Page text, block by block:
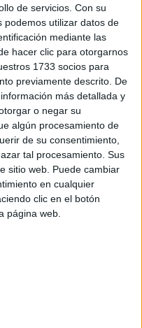
de servicios. Con su
podemos utilizar datos de
mediante las
hacer clic para otorgarnos
1733 socios para
previamente descrito. De
más detallada y
o negar su
algún procesamiento de
de su consentimiento,
tal procesamiento. Sus
sitio web. Puede cambiar
en cualquier
clic en el botón
página web.